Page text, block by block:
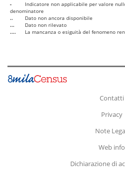
-
Indicatore non applicabile per valore
denominatore
..
Dato non ancora disponibile
...
Dato non rilevato
....
La mancanza o esiguità del fenomeno
Contatti
Privacy
Note
Web info
Dichiarazione di